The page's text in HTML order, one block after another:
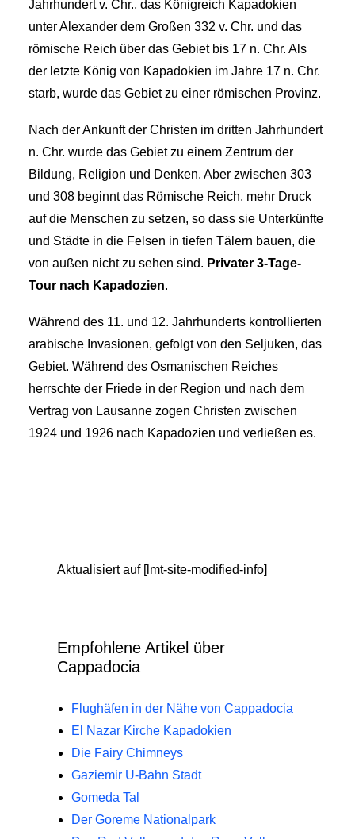
Jahrhundert v. Chr., das Königreich Kapadokien
unter Alexander dem Großen 332 v. Chr. und das
römische Reich über das Gebiet bis 17 n. Chr. Als
der letzte König von Kapadokien im Jahre 17 n. Chr.
starb, wurde das Gebiet zu einer römischen Provinz.
Nach der Ankunft der Christen im dritten Jahrhundert
n. Chr. wurde das Gebiet zu einem Zentrum der
Bildung, Religion und Denken. Aber zwischen 303
und 308 beginnt das Römische Reich, mehr Druck
auf die Menschen zu setzen, so dass sie Unterkünfte
und Städte in die Felsen in tiefen Tälern bauen, die
von außen nicht zu sehen sind. Privater 3-Tage-
Tour nach Kapadozien.
Während des 11. und 12. Jahrhunderts kontrollierten
arabische Invasionen, gefolgt von den Seljuken, das
Gebiet. Während des Osmanischen Reiches
herrschte der Friede in der Region und nach dem
Vertrag von Lausanne zogen Christen zwischen
1924 und 1926 nach Kapadozien und verließen es.
Aktualisiert auf [lmt-site-modified-info]
Empfohlene Artikel über
Cappadocia
Flughäfen in der Nähe von Cappadocia
El Nazar Kirche Kapadokien
Die Fairy Chimneys
Gaziemir U-Bahn Stadt
Gomeda Tal
Der Goreme Nationalpark